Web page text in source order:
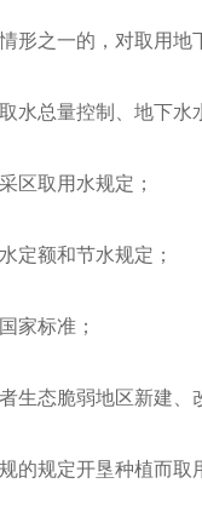
形之一的，对取用地
水总量控制、地下水
区取用水规定；
定额和节水规定；
家标准；
生态脆弱地区新建
的规定开垦种植而取